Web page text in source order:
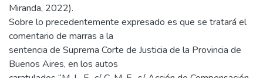
Miranda, 2022).
Sobre lo precedentemente expresado es que se tratará el
comentario de marras a la
sentencia de Suprema Corte de Justicia de la Provincia de
Buenos Aires, en los autos